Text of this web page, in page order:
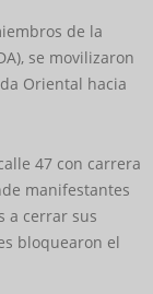
de la
se movilizaron
Oriental hacia
47 con carrera
manifestantes
a cerrar sus
bloquearon el